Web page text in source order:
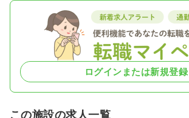
ログインまたは新規登録
この施設の求人一覧